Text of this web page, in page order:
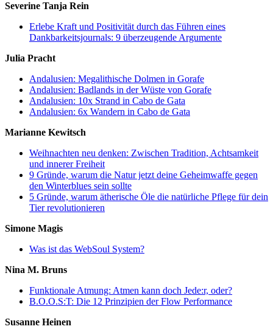
Severine Tanja Rein
Erlebe Kraft und Positivität durch das Führen eines
Dankbarkeitsjournals: 9 überzeugende Argumente
Julia Pracht
Andalusien: Megalithische Dolmen in Gorafe
Andalusien: Badlands in der Wüste von Gorafe
Andalusien: 10x Strand in Cabo de Gata
Andalusien: 6x Wandern in Cabo de Gata
Marianne Kewitsch
Weihnachten neu denken: Zwischen Tradition, Achtsamkeit
und innerer Freiheit
9 Gründe, warum die Natur jetzt deine Geheimwaffe gegen
den Winterblues sein sollte
5 Gründe, warum ätherische Öle die natürliche Pflege für dein
Tier revolutionieren
Simone Magis
Was ist das WebSoul System?
Nina M. Bruns
Funktionale Atmung: Atmen kann doch Jede:r, oder?
B.O.O.S:T: Die 12 Prinzipien der Flow Performance
Susanne Heinen